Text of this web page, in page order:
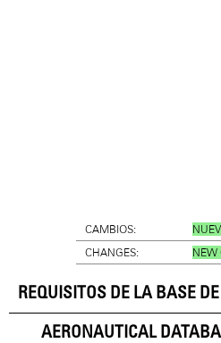
CAMBIOS:
CHANGES:
NEW
REQUISITOS DE LA BASE
AERONAUTICAL